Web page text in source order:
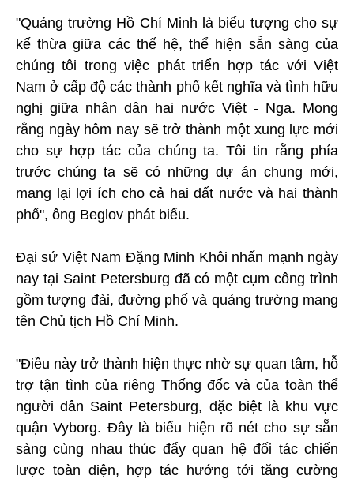
"Quảng trường Hồ Chí Minh là biểu tượng cho sự
kế thừa giữa các thế hệ, thể hiện sẵn sàng của
chúng tôi trong việc phát triển hợp tác với Việt
Nam ở cấp độ các thành phố kết nghĩa và tình hữu
nghị giữa nhân dân hai nước Việt - Nga. Mong
rằng ngày hôm nay sẽ trở thành một xung lực mới
cho sự hợp tác của chúng ta. Tôi tin rằng phía
trước chúng ta sẽ có những dự án chung mới,
mang lại lợi ích cho cả hai đất nước và hai thành
phố", ông Beglov phát biểu.
Đại sứ Việt Nam Đặng Minh Khôi nhấn mạnh ngày
nay tại Saint Petersburg đã có một cụm công trình
gồm tượng đài, đường phố và quảng trường mang
tên Chủ tịch Hồ Chí Minh.
"Điều này trở thành hiện thực nhờ sự quan tâm, hỗ
trợ tận tình của riêng Thống đốc và của toàn thể
người dân Saint Petersburg, đặc biệt là khu vực
quận Vyborg. Đây là biểu hiện rõ nét cho sự sẵn
sàng cùng nhau thúc đẩy quan hệ đối tác chiến
lược toàn diện, hợp tác hướng tới tăng cường